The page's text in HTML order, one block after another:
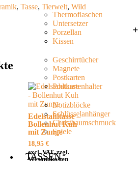
Thermoflaschen
Untersetzer
Porzellan
Kissen
Geschirrtücher
Magnete
Postkarten
Postkartenhalter
Notizblöcke
Schlüsselanhänger
Christbaumschmuck
Spiele
TASSEN
, Tasse, Tierwelt, Wild
Edelstahltasse –
Bollenhut Kuh
mit Zunge
18,95 €
excl. VAT, zzgl.
Versandkosten